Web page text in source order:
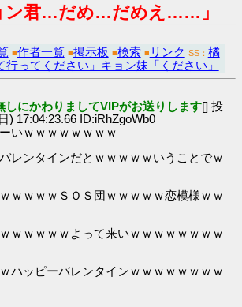
ン君…だめ…だめえ……」
■作者一覧 ■掲示板 ■検索 ■ リンク SS： 橘
行ってください」キョン妹「ください」
しにかわりましてVIPがお送りします[] 投
) 17:04:23.66 ID:iRhZgoWb0
いｗｗｗｗｗｗｗｗ
レンタインだとｗｗｗｗｗいうことでｗ
ｗｗｗｗＳＯＳ団ｗｗｗｗｗ恋模様ｗｗ
ｗｗｗｗｗよって来いｗｗｗｗｗｗｗｗ
ハッピーバレンタインｗｗｗｗｗｗｗｗ